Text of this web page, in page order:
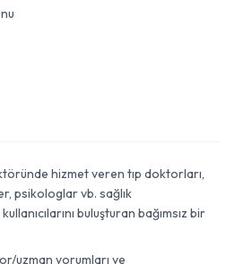
hizmet veren tıp doktorları,
psikologlar vb. sağlık
buluşturan bağımsız bir
uzman yorumları ve